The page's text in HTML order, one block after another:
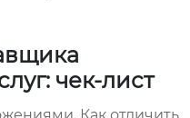
чек-лист
Как отличить